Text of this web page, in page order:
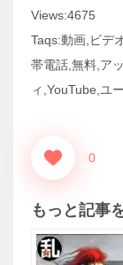
Views:4675
Taqs:動画,ビデ
帯電話,無料,ア
ィ,YouTube,ユ
0
もっと記事